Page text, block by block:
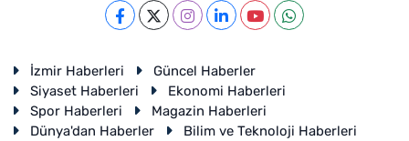
İzmir Haberleri
Güncel Haberler
Siyaset Haberleri
Ekonomi Haberleri
Spor Haberleri
Magazin Haberleri
Dünya'dan Haberler
Bilim ve Teknoloji Haberleri